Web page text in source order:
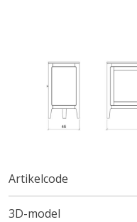
Artikelcode
3D-model